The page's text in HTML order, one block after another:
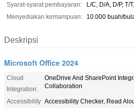
Syarat-syarat pembayaran:
L/C, D/A, D/P, T/
Menyediakan kemampuan:
10.000 buah/
Deskripsi
Microsoft Office 2024
Cloud
Integration:
OneDrive And SharePoint
Collaboration
Accessibility Accessibility Checker, Read